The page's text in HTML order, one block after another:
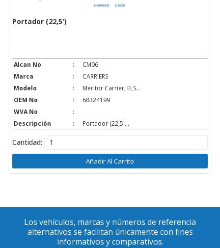
Portador (22,5')
Alcan No :
CM06
Marca
:
CARRIERS
Modelo
:
Meritor Carrier, ELS...
OEM No
:
68324199
WVA No
:
Descripción
: Portador (22,5'...
Cantidad:
Añadir Al Carrito
Los vehículos, marcas y números de referencia
alternativos se facilitan únicamente con fines
informativos y comparativos.